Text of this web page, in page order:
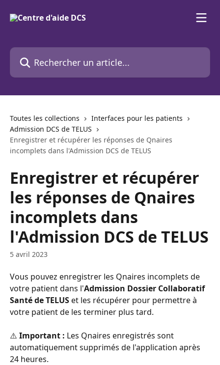
Rechercher un article...
Toutes les collections
Interfaces pour les patients
Admission DCS de TELUS
Enregistrer et récupérer les réponses de Qnaires
incomplets dans l'Admission DCS de TELUS
Enregistrer et récupérer
les réponses de Qnaires
incomplets dans
l'Admission DCS de TELUS
5 avril 2023
Vous pouvez enregistrer les Qnaires incomplets de
votre patient dans l'Admission Dossier Collaboratif
Santé de TELUS et les récupérer pour permettre à
votre patient de les terminer plus tard.
⚠️ Important : Les Qnaires enregistrés sont
automatiquement supprimés de l'application après
24 heures.